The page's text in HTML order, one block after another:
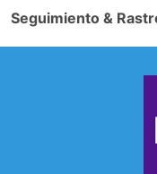
Seguimiento &